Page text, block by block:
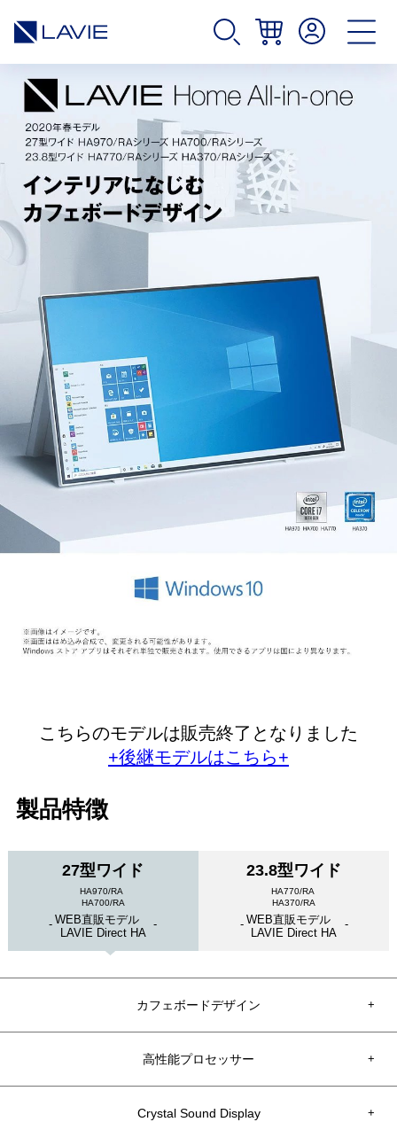
こちらのモデルは販売終了となりました
+後継モデルはこちら+
製品特徴
27型ワイド
HA970/RA
HA700/RA
- WEB直販モデル
LAVIE Direct HA
-
23.8型ワイド
HA770/RA
HA370/RA
- WEB直販モデル
LAVIE Direct HA
-
カフェボードデザイン +
高性能プロセッサー +
Crystal Sound Display +